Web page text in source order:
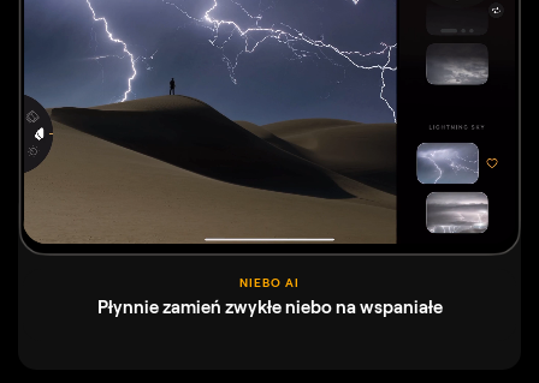
NIEBO AI
Płynnie zamień zwykłe niebo na wspaniałe